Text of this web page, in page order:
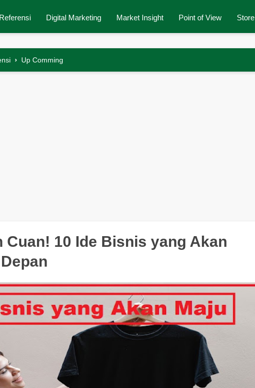
Referensi Digital Marketing Market Insight Point of View Store
› Up Comming
Cuan! 10 Ide Bisnis yang Akan